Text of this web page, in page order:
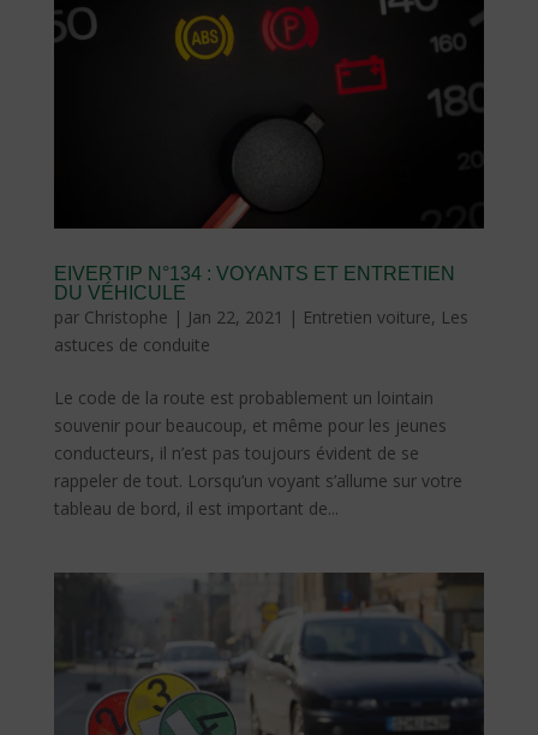
EIVERTIP N°134 : VOYANTS ET ENTRETIEN
DU VÉHICULE
par Christophe | Jan 22, 2021 | Entretien voiture, Les
astuces de conduite
Le code de la route est probablement un lointain
souvenir pour beaucoup, et même pour les jeunes
conducteurs, il n’est pas toujours évident de se
rappeler de tout. Lorsqu’un voyant s’allume sur votre
tableau de bord, il est important de...